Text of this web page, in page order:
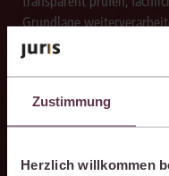
Zustimmung
Herzlich willkommen
Grundlage
Schneller
Die juris KI-Suite